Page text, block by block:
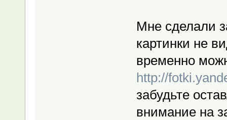
Мне сделали
картинки не
временно
http://
забудьте
внимание на